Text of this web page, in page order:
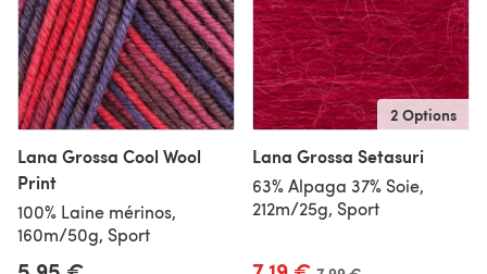
Lana Grossa Cool Wool
Print
100% Laine mérinos,
160m/50g, Sport
2 Options
Lana Grossa Setasuri
63% Alpaga 37% Soie,
212m/25g, Sport